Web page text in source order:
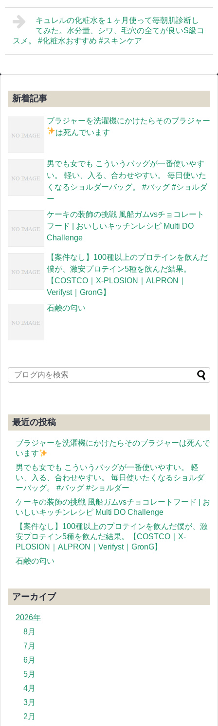
キュレルの化粧水を１ヶ月使って毎朝肌診断し
てみた。水分量、シワ、毛穴の全てが良いS級コ
スメ。 #化粧水おすすめ #スキンケア
新着記事
ブラジャーを洗濯機にかけたらそのブラジャー
は死んでいます
男でも女でも こういうバッグが一番使いやす
い。 軽い、入る、合わせやすい。 毎日使いた
くなるショルダーバッグ。 #バッグ #ショルダ
ー
ケーキの装飾の挑戦 風船ガムvsチョコレート
フード | おいしいキッチンレシピ Multi DO
Challenge
【案件なし】100種以上のプロテインを飲んだ
僕が、激安プロテイン5種を飲んだ結果。
【COSTCO｜X-PLOSION｜ALPRON｜
Verifyst｜GronG】
石鹸の匂い
最近の投稿
ブラジャーを洗濯機にかけたらそのブラジャーは死んで
います
男でも女でも こういうバッグが一番使いやすい。 軽
い、入る、合わせやすい。 毎日使いたくなるショルダ
ーバッグ。 #バッグ #ショルダー
ケーキの装飾の挑戦 風船ガムvsチョコレートフード | お
いしいキッチンレシピ Multi DO Challenge
【案件なし】100種以上のプロテインを飲んだ僕が、激
安プロテイン5種を飲んだ結果。【COSTCO｜X-
PLOSION｜ALPRON｜Verifyst｜GronG】
石鹸の匂い
アーカイブ
2026年
8月
7月
6月
5月
4月
3月
2月